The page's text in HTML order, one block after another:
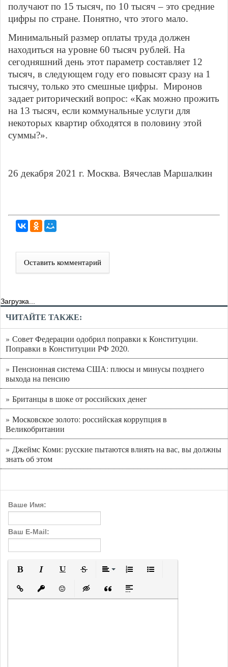
получают по 15 тысяч, по 10 тысяч – это средние
цифры по стране. Понятно, что этого мало.
Минимальный размер оплаты труда должен
находиться на уровне 60 тысяч рублей. На
сегодняшний день этот параметр составляет 12
тысяч, в следующем году его повысят сразу на 1
тысячу, только это смешные цифры. Миронов
задает риторический вопрос: «Как можно прожить
на 13 тысяч, если коммунальные услуги для
некоторых квартир обходятся в половину этой
суммы?».
26 декабря 2021 г. Москва. Вячеслав Маршалкин
Оставить комментарий
Загрузка...
ЧИТАЙТЕ ТАКЖЕ:
» Совет Федерации одобрил поправки к Конституции.
Поправки в Конституции РФ 2020.
» Пенсионная система США: плюсы и минусы позднего
выхода на пенсию
» Британцы в шоке от российских денег
» Московское золото: российская коррупция в
Великобритании
» Джеймс Коми: русские пытаются влиять на вас, вы должны
знать об этом
Ваше Имя:
Ваш E-Mail:
Вставить ссылку
Вставить защищенную ссылку
Вставить смайлик
Вставка скрытого текста
Вставка цитаты
Вставка спойлера